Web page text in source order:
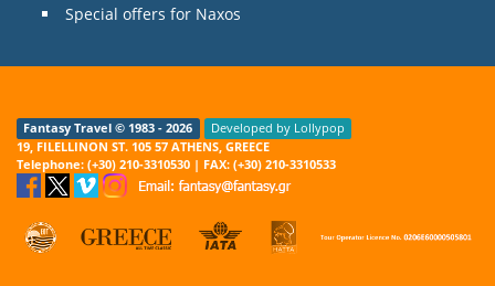
Special offers for Naxos
Fantasy Travel © 1983 - 2026 Developed by Lollypop
19, FILELLINON ST. 105 57 ATHENS, GREECE
Telephone: (+30) 210-3310530 | FAX: (+30) 210-3310533